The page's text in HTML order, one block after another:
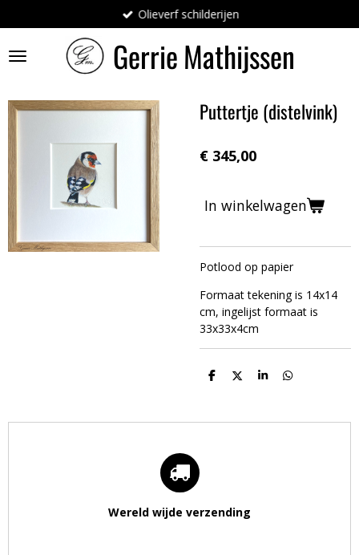
direct
naar
de
GerrieMathijssen
Olieverf schilderijen
Puttertje (distelvink)
€ 345,00
In winkelwagen
Potlood op papier
Formaat tekening is 14x14
cm, ingelijst formaat is
33x33x4cm
D
n
D
S
e
D
n
Wereld wijde verzending